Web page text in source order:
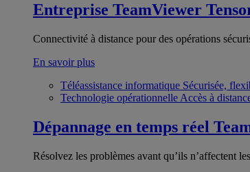
Entreprise TeamViewer
Connectivité à distance pour des opérations
En savoir plus
Téléassistance informatique Sécurisée,
Technologie opérationnelle Accès à
Dépannage en temps réel
Résolvez les problèmes avant qu’ils n’affectent